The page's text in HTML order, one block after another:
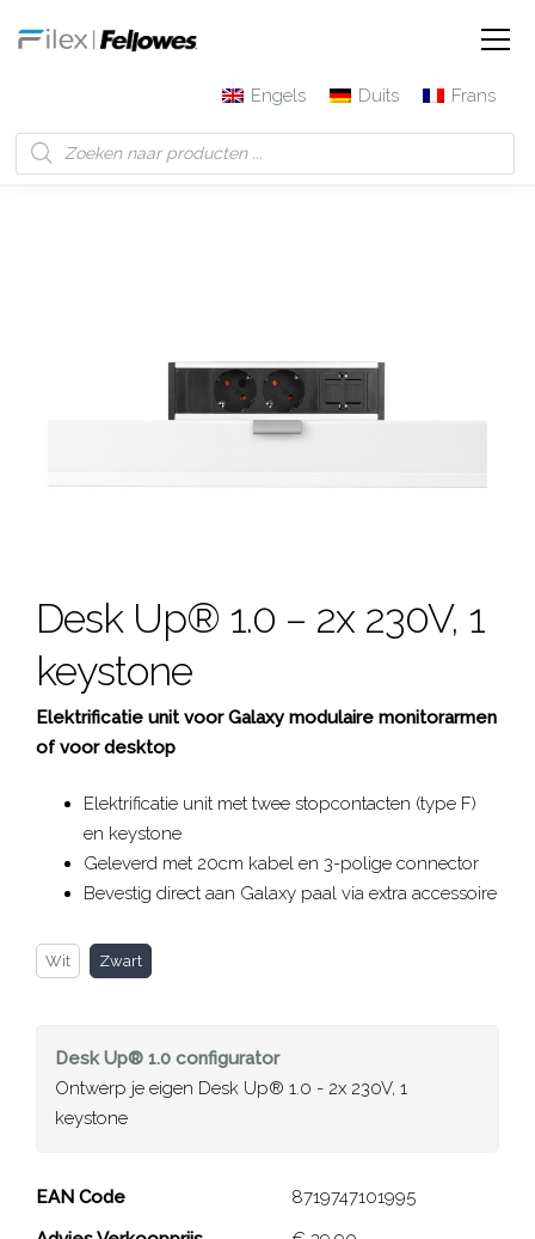
Engels Duits
Frans
keystone
Desk Up® 1.0 – 2x 230V, 1
keystone
Elektrificatie unit voor Galaxy modulaire monitorarmen
of voor desktop
Elektrificatie unit met twee stopcontacten (type F)
en keystone
Geleverd met 20cm kabel en 3-polige connector
Bevestig direct aan Galaxy paal via extra accessoire
Wit Zwart
Desk Up® 1.0 configurator
Ontwerp je eigen Desk Up® 1.0 - 2x 230V, 1
keystone
Desk Up® 1.0 - 2x 230V, 1
EAN Code
8719747101995